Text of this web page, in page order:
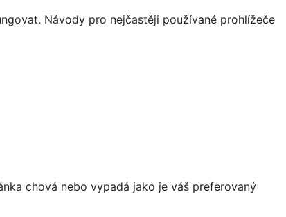
Návody pro nejčastěji používané prohlížeče
chová nebo vypadá jako je váš preferovaný